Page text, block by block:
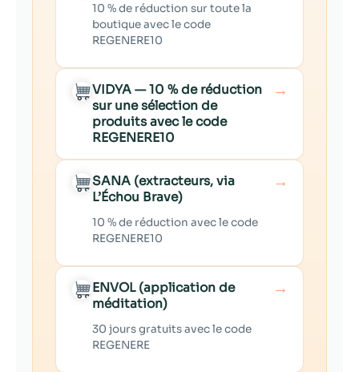
10 % de réduction sur toute la
boutique avec le code
REGENERE10
VIDYA — 10 % de réduction
sur une sélection de
produits avec le code
REGENERE10
→
SANA (extracteurs, via
L’Échou Brave)
10 % de réduction avec le code
REGENERE10
→
ENVOL (application de
méditation)
30 jours gratuits avec le code
REGENERE
→